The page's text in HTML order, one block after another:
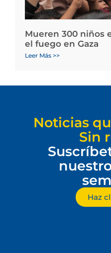
Mueren 300 niños
el fuego en Gaza
Leer Más >>
Noticias
Sin
Haz